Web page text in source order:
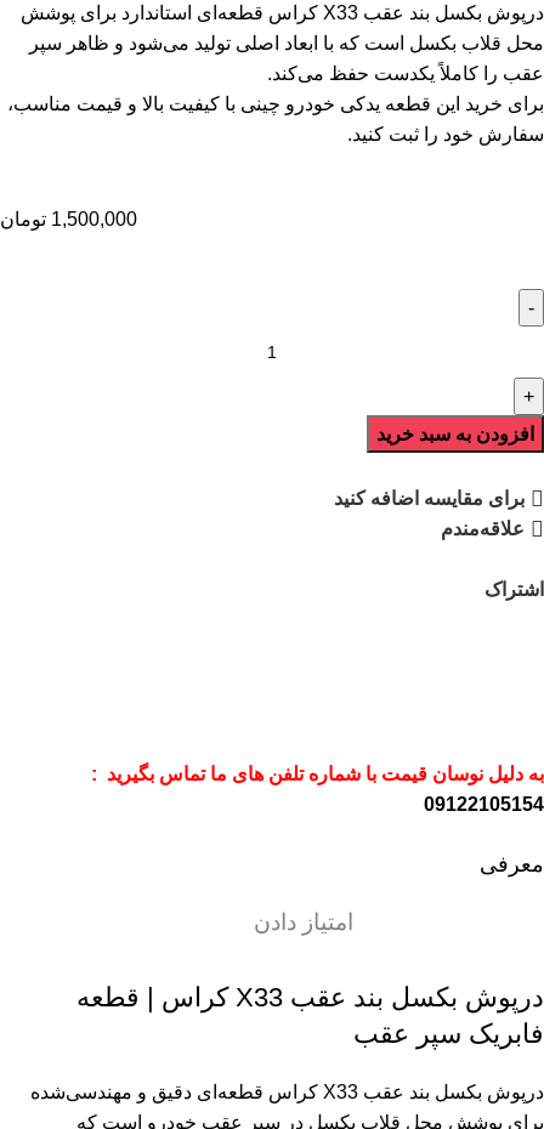
درپوش بکسل بند عقب X33 کراس قطعه‌ای استاندارد برای پوشش
محل قلاب بکسل است که با ابعاد اصلی تولید می‌شود و ظاهر سپر
عقب را کاملاً یکدست حفظ می‌کند.
برای خرید این قطعه یدکی خودرو چینی با کیفیت بالا و قیمت مناسب،
سفارش خود را ثبت کنید.
1,500,000 تومان
افزودن به سبد خرید
برای مقایسه اضافه کنید
علاقه‌مندم
اشتراک
به دلیل نوسان قیمت با شماره تلفن های ما تماس بگیرید :
09122105154
معرفی
امتیاز دادن
درپوش بکسل بند عقب X33 کراس | قطعه
فابریک سپر عقب
درپوش بکسل بند عقب X33 کراس قطعه‌ای دقیق و مهندسی‌شده
برای پوشش محل قلاب بکسل در سپر عقب خودرو است که